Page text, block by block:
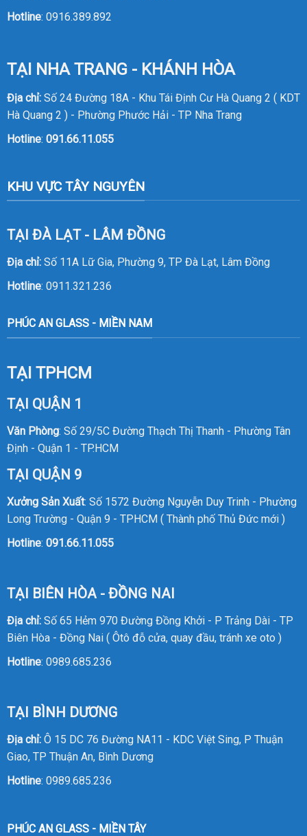
Hotline: 0916.389.892
TẠI NHA TRANG - KHÁNH HÒA
Địa chỉ: Số 24 Đường 18A - Khu Tái Định Cư Hà Quang 2 ( KDT
Hà Quang 2 ) - Phường Phước Hải - TP Nha Trang
Hotline: 091.66.11.055
KHU VỰC TÂY NGUYÊN
TẠI ĐÀ LẠT - LÂM ĐỒNG
Địa chỉ:Số 11A Lữ Gia, Phường 9, TP Đà Lạt, Lâm Đồng
Hotline: 0911.321.236
PHÚC AN GLASS - MIỀN NAM
TẠI TPHCM
TẠI QUẬN 1
Văn Phòng: Số 29/5C Đường Thạch Thị Thanh - Phường Tân
Định - Quận 1 - TP.HCM
TẠI QUẬN 9
Xưởng Sản Xuất: Số 1572 Đường Nguyễn Duy Trinh - Phường
Long Trường - Quận 9 - TPHCM ( Thành phố Thủ Đức mới )
Hotline: 091.66.11.055
TẠI BIÊN HÒA - ĐỒNG NAI
Địa chỉ:Số 65 Hẻm 970 Đường Đồng Khởi - P Trảng Dài - TP
Biên Hòa - Đồng Nai ( Ôtô đỗ cửa, quay đầu, tránh xe oto )
Hotline: 0989.685.236
TẠI BÌNH DƯƠNG
Địa chỉ:Ô 15 DC 76 Đường NA11 - KDC Việt Sing, P Thuận
Giao, TP Thuận An, Bình Dương
Hotline: 0989.685.236
PHÚC AN GLASS - MIỀN TÂY